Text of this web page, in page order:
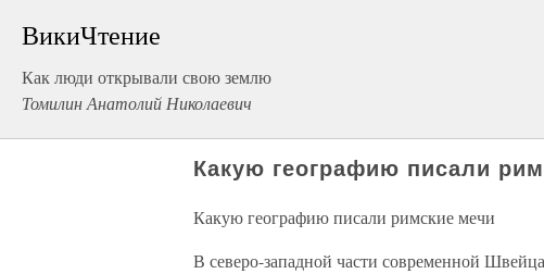
ВикиЧтение
Как люди открывали свою землю
Томилин Анатолий Николаевич
Какую географию писали
Какую географию писали римские мечи
В северо-западной части современной